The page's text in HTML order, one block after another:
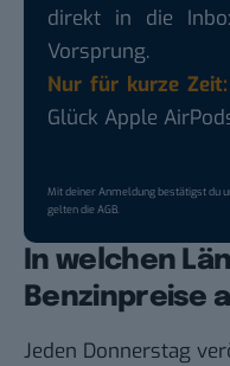
direkt in die
Vorsprung.
Nur für kurze Zeit:
Glück Apple
Mit deiner Anmeldung bestätigst du
gelten dieAGB.
In welchen
Benzinpreise
Jeden Donnerstag